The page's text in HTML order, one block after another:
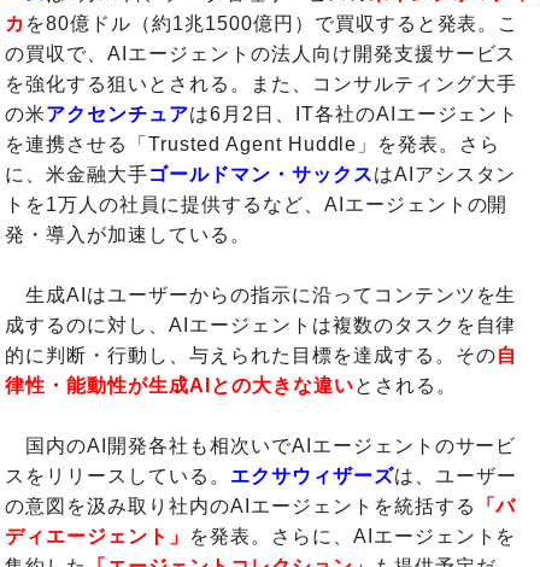
カ を80億ドル（約1兆1500億円）で買収すると発表。こ
の買収で、AIエージェントの法人向け開発支援サービス
を強化する狙いとされる。また、コンサルティング大手
の米アクセンチュアは6月2日、IT各社のAIエージェント
を連携させる「Trusted Agent Huddle」を発表。さら
に、米金融大手ゴールドマン・サックスはAIアシスタン
トを1万人の社員に提供するなど、AIエージェントの開
発・導入が加速している。
生成AIはユーザーからの指示に沿ってコンテンツを生
成するのに対し、AIエージェントは複数のタスクを自律
的に判断・行動し、与えられた目標を達成する。その自
律性・能動性が生成AIとの大きな違いとされる。
国内のAI開発各社も相次いでAIエージェントのサービ
スをリリースしている。 エクサウィザーズは、ユーザー
の意図を汲み取り社内のAIエージェントを統括する
「バ
ディエージェント」
を発表。さらに、AIエージェントを